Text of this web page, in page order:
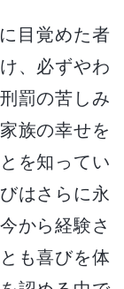
目覚めた者
、必ずやわ
罰の苦しみ
族の幸せを
を知ってい
はさらに永
から経験さ
も喜びを体